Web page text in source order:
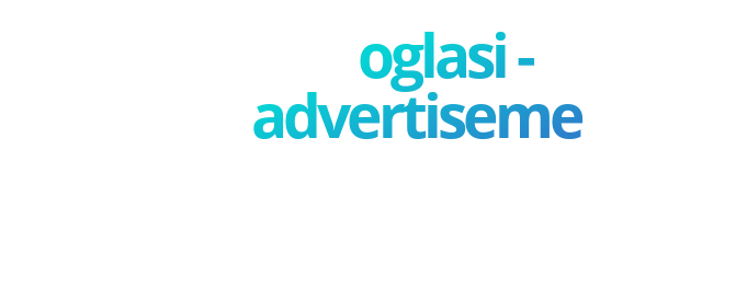
oglasi -
advertisement